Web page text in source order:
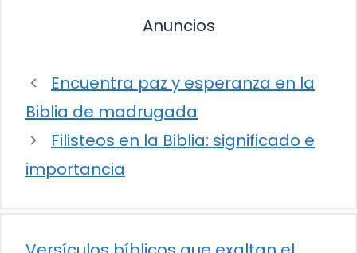
Anuncios
Encuentra paz y esperanza en la
Biblia de madrugada
Filisteos en la Biblia: significado e
importancia